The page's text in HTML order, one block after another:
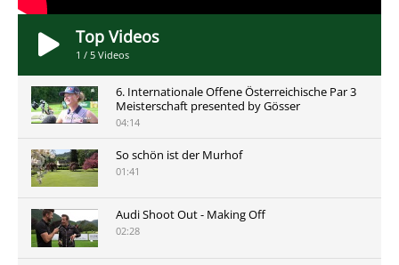
Top Videos
1 / 5 Videos
6. Internationale Offene Österreichische Par 3
Meisterschaft presented by Gösser
04:14
So schön ist der Murhof
01:41
Audi Shoot Out - Making Off
02:28